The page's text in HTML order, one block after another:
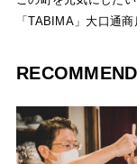
「TABIMA」大口通
RECOMMEND